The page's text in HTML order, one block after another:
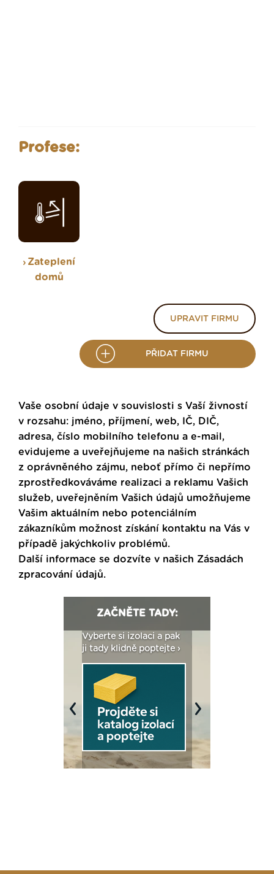
Profese:
Zateplení
domů
UPRAVIT FIRMU
PŘIDAT FIRMU
Vaše osobní údaje v souvislosti s Vaší živností
v rozsahu: jméno, příjmení, web, IČ, DIČ,
adresa, číslo mobilního telefonu a e-mail,
evidujeme a uveřejňujeme na našich stránkách
z oprávněného zájmu, neboť přímo či nepřímo
zprostředkováváme realizaci a reklamu Vašich
služeb, uveřejněním Vašich údajů umožňujeme
Vašim aktuálním nebo potenciálním
zákazníkům možnost získání kontaktu na Vás v
případě jakýchkoliv problémů.
Další informace se dozvíte v našich Zásadách
zpracování údajů.
ZAČNĚTE TADY:
Vyberte si izolaci a pak
ji tady klidně poptejte ›
Previous Next